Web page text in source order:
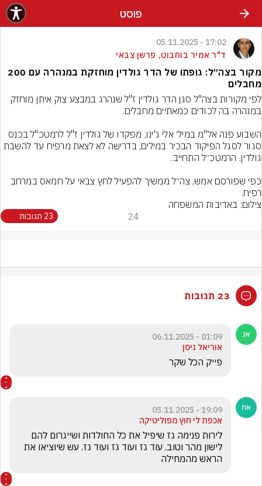
פוסט
17:02 - 05.11.2025
ד"ר אמיר בוחבוט, פרשן צבאי
מקור בצה״ל: גופתו של הדר גולדין מוחזקת במנהרה עם 200
מחבלים
רפיח.
צילום: באדיבות המשפחה
24 23 תגובות
23 תגובות
01:09 - 06.11.2025
אוריאל ניסן
פייק הכל שקר
19:09 - 05.11.2025
אכפת לי חוץ מפוליטיקה
הראש מהמחילה